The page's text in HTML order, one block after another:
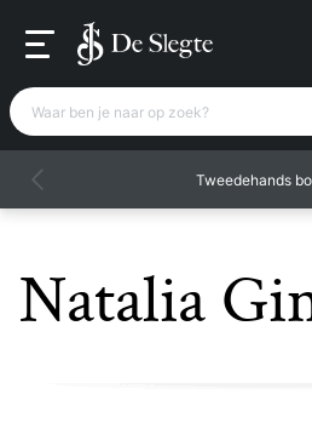
Waar ben je naar op zoek?
Tweedehands
Natalia